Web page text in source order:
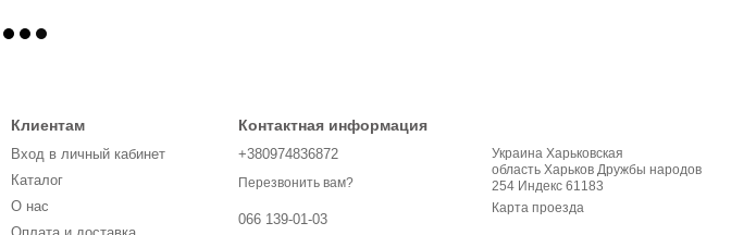
Клиентам
Вход в личный кабинет
Каталог
О нас
Контактная информация
+380974836872
Перезвонить вам?
066 139-01-03
Украина Харьковская
область Харьков Дружбы народов
254 Индекс 61183
Карта проезда